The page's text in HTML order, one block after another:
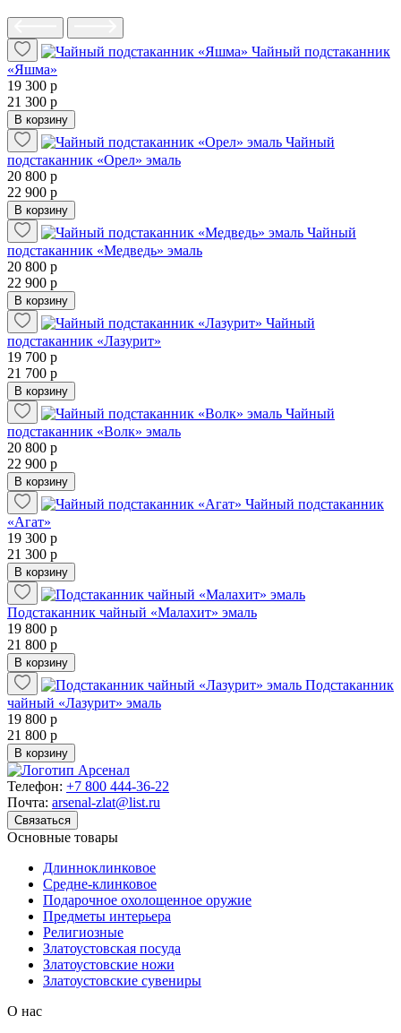
Чайный подстаканник
«Яшма»
19 300 р
21 300 р
В корзину
Чайный
подстаканник «Орел» эмаль
20 800 р
22 900 р
В корзину
Чайный
подстаканник «Медведь» эмаль
20 800 р
22 900 р
В корзину
Чайный
подстаканник «Лазурит»
19 700 р
21 700 р
В корзину
Чайный
подстаканник «Волк» эмаль
20 800 р
22 900 р
В корзину
Чайный подстаканник
«Агат»
19 300 р
21 300 р
В корзину
Подстаканник чайный «Малахит» эмаль
19 800 р
21 800 р
В корзину
Подстаканник
чайный «Лазурит» эмаль
19 800 р
21 800 р
В корзину
Телефон: +7 800 444-36-22
Почта: arsenal-zlat@list.ru
Связаться
Основные товары
Длинноклинковое
Средне-клинковое
Подарочное охолощенное оружие
Предметы интерьера
Религиозные
Златоустовская посуда
Златоустовские ножи
Златоустовские сувениры
О нас